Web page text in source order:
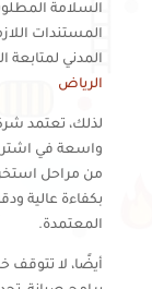
السلامة
المستندات
المدني لمتابعة
الرياض
لذلك، تعتمد
واسعة في
من مراحل
بكفاءة عالية
المعتمدة.
أيضًا، لا